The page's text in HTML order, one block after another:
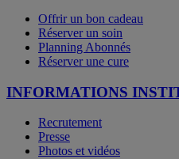
Offrir un bon cadeau
Réserver un soin
Planning Abonnés
Réserver une cure
INFORMATIONS
Recrutement
Presse
Photos et vidéos